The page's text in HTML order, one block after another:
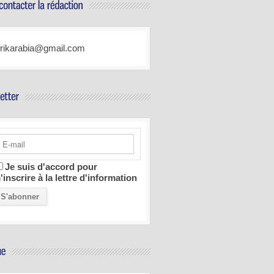
Je suis d'accord pour
à la lettre d'information